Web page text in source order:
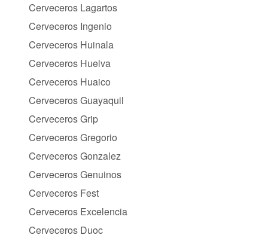
Cerveceros Lagartos
Cerveceros Ingenio
Cerveceros Huinala
Cerveceros Huelva
Cerveceros Huaico
Cerveceros Guayaquil
Cerveceros Grip
Cerveceros Gregorio
Cerveceros Gonzalez
Cerveceros Genuinos
Cerveceros Fest
Cerveceros Excelencia
Cerveceros Duoc